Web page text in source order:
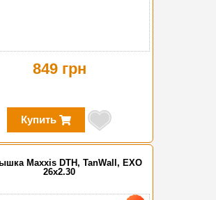
849 грн
Купить
Maxxis DTH, TanWall, EXO
26x2.30